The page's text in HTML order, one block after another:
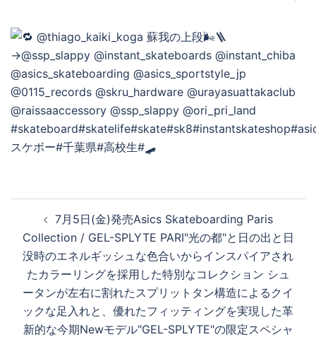
ナ
ビ
ゲ
ー
シ
7月5日(金)発売Asics Skateboarding Paris
Collection / GEL-SPLYTE PARI"光の都"と日の出と日
没時のエネルギッシュな色合いからインスパイアされ
たカラーリングを採用した特別なコレクション シュ
ータンが左右に割れたスプリットタン構造によるクイ
ックな足入れと、優れたフィッティングを実現した革
新的な今期Newモデル"GEL-SPLYTE"の限定スペシャ